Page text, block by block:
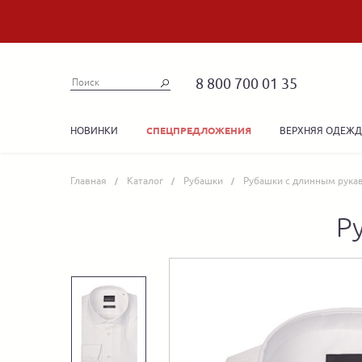
8 800 700 01 35
НОВИНКИ СПЕЦПРЕДЛОЖЕНИЯ ВЕРХНЯЯ
Главная Каталог Рубашки Рубашки с длинным